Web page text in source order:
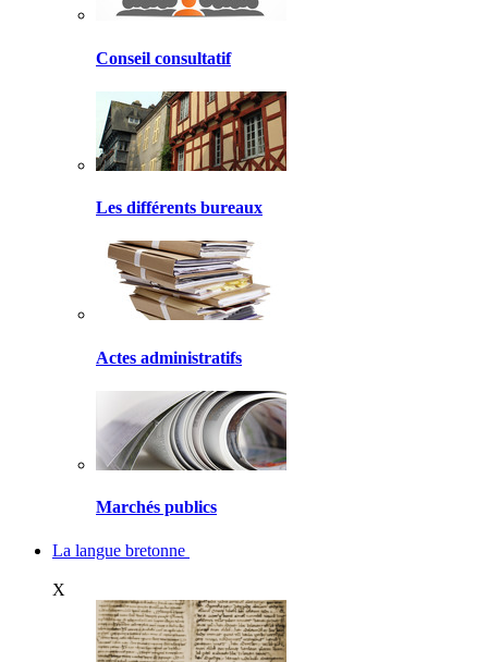
Conseil consultatif
Les différents bureaux
Actes administratifs
Marchés publics
La langue bretonne
X